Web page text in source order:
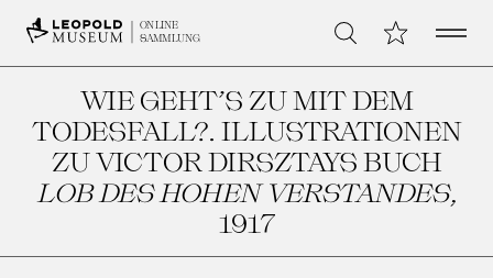
ONLINE
SAMMLUNG
Suche Meine Open
WIE GEHT’S ZU MIT DEM
TODESFALL?. ILLUSTRATIONEN
ZU VICTOR DIRSZTAYS BUCH
LOB DES HOHEN VERSTANDES,
1917